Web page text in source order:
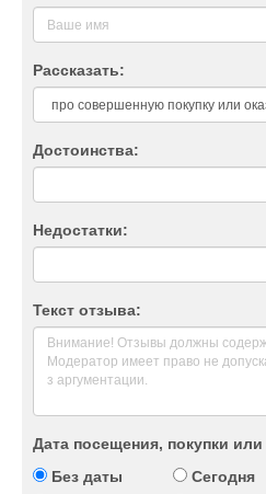
Рассказать:
Достоинства:
Недостатки:
Текст отзыва:
Дата посещения, покупки или
Без даты
Сегодня